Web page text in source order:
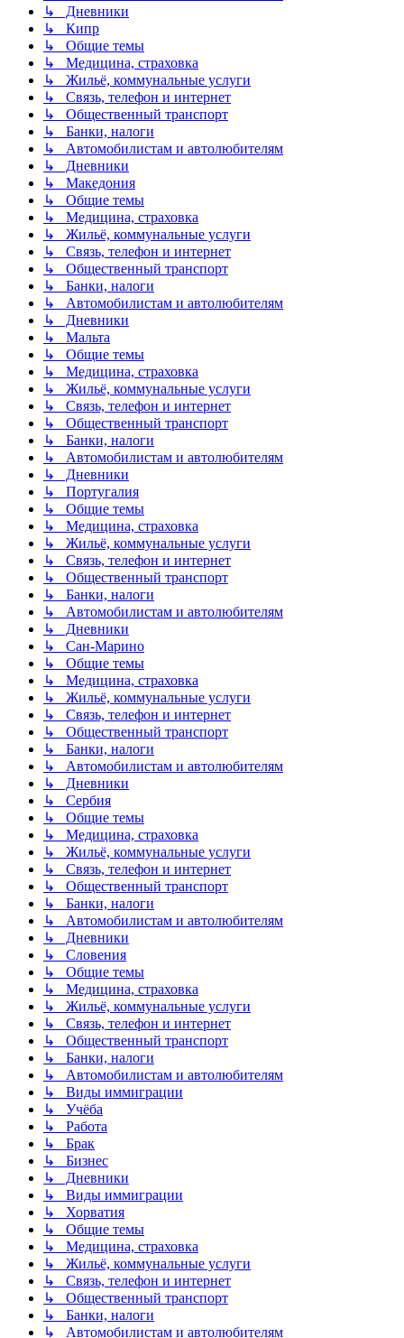
↳ Дневники
↳ Кипр
↳ Общие темы
↳ Медицина, страховка
↳ Жильё, коммунальные услуги
↳ Связь, телефон и интернет
↳ Общественный транспорт
↳ Банки, налоги
↳ Автомобилистам и автолюбителям
↳ Дневники
↳ Македония
↳ Общие темы
↳ Медицина, страховка
↳ Жильё, коммунальные услуги
↳ Связь, телефон и интернет
↳ Общественный транспорт
↳ Банки, налоги
↳ Автомобилистам и автолюбителям
↳ Дневники
↳ Мальта
↳ Общие темы
↳ Медицина, страховка
↳ Жильё, коммунальные услуги
↳ Связь, телефон и интернет
↳ Общественный транспорт
↳ Банки, налоги
↳ Автомобилистам и автолюбителям
↳ Дневники
↳ Португалия
↳ Общие темы
↳ Медицина, страховка
↳ Жильё, коммунальные услуги
↳ Связь, телефон и интернет
↳ Общественный транспорт
↳ Банки, налоги
↳ Автомобилистам и автолюбителям
↳ Дневники
↳ Сан-Марино
↳ Общие темы
↳ Медицина, страховка
↳ Жильё, коммунальные услуги
↳ Связь, телефон и интернет
↳ Общественный транспорт
↳ Банки, налоги
↳ Автомобилистам и автолюбителям
↳ Дневники
↳ Сербия
↳ Общие темы
↳ Медицина, страховка
↳ Жильё, коммунальные услуги
↳ Связь, телефон и интернет
↳ Общественный транспорт
↳ Банки, налоги
↳ Автомобилистам и автолюбителям
↳ Дневники
↳ Словения
↳ Общие темы
↳ Медицина, страховка
↳ Жильё, коммунальные услуги
↳ Связь, телефон и интернет
↳ Общественный транспорт
↳ Банки, налоги
↳ Автомобилистам и автолюбителям
↳ Виды иммиграции
↳ Учёба
↳ Работа
↳ Брак
↳ Бизнес
↳ Дневники
↳ Виды иммиграции
↳ Хорватия
↳ Общие темы
↳ Медицина, страховка
↳ Жильё, коммунальные услуги
↳ Связь, телефон и интернет
↳ Общественный транспорт
↳ Банки, налоги
↳ Автомобилистам и автолюбителям